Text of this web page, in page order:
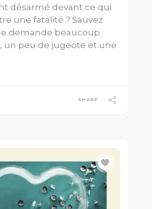
désarmé devant ce qui
une fatalité ? Sauvez
demande beaucoup
un peu de jugeote et une
SHARE